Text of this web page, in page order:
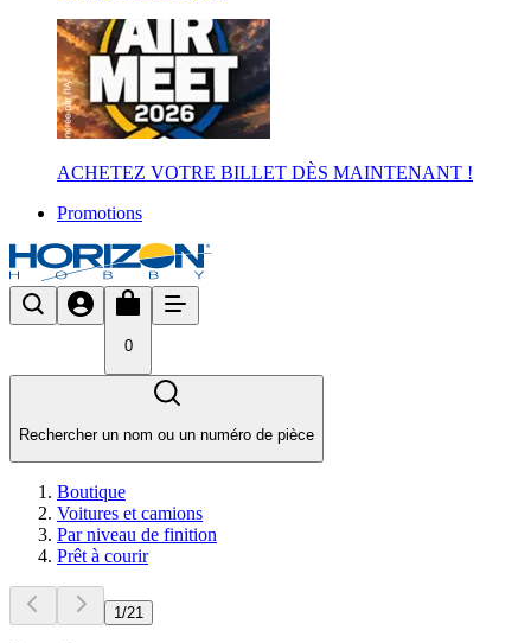
ACHETEZ VOTRE BILLET DÈS MAINTENANT !
Promotions
0
Rechercher un nom ou un numéro de pièce
Boutique
Voitures et camions
Par niveau de finition
Prêt à courir
1/21